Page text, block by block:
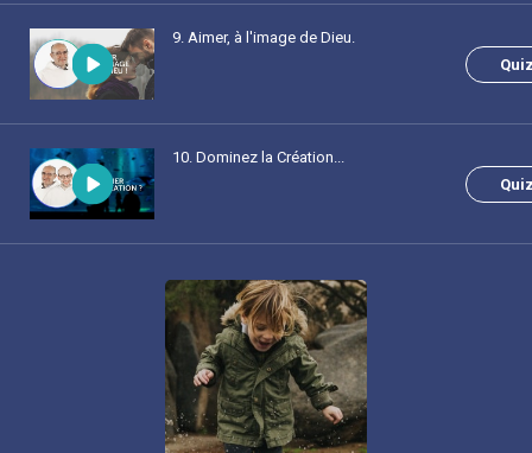
9. Aimer, à l'image de Dieu.
10. Dominez la Création...